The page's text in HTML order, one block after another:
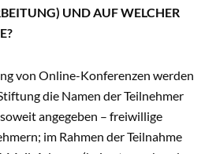
UND AUF WELCHER
von Online-Konferenzen werden
die Namen der Teilnehmer
angegeben – freiwillige
im Rahmen der Teilnahme